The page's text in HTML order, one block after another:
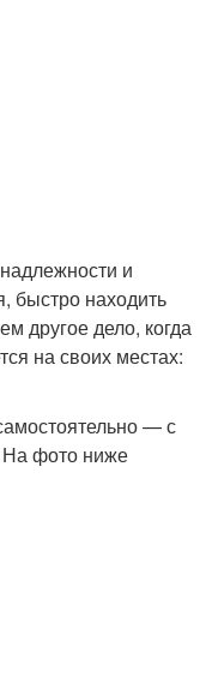
и
быстро находить
другое дело, когда
на своих местах:
— с
На фото ниже